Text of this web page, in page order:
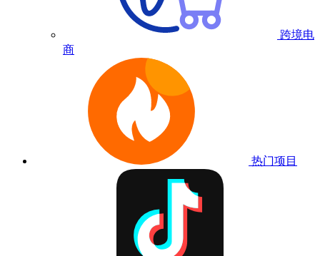
跨境电
商
热门项目